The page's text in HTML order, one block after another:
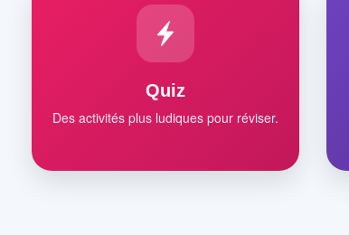
Quiz
Des activités plus ludiques pour réviser.